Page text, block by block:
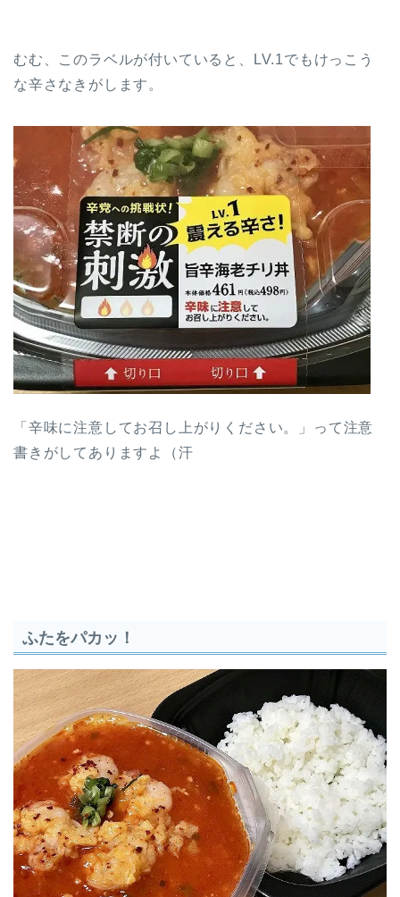
むむ、このラベルが付いていると、LV.1でもけっこう
な辛さなきがします。
「辛味に注意してお召し上がりください。」って注意
書きがしてありますよ（汗
ふたをパカッ！